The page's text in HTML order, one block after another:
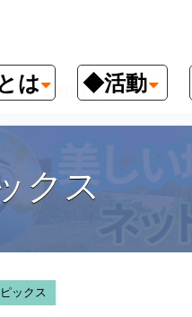
は ◆活動
環境トピックス
クス
ックス